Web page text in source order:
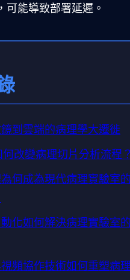
可能導致部署延遲。
到雲端的病理學大遷徙
改變病理切片分析流程
何成為現代病理實驗室
化如何解決病理實驗室
頻協作技術如何重塑病